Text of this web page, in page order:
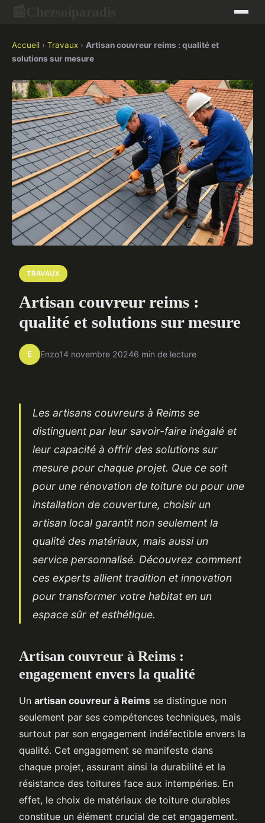
Accueil › Travaux › Artisan couvreur reims : qualité et
solutions sur mesure
TRAVAUX
Artisan couvreur reims :
qualité et solutions sur mesure
E Enzo14 novembre 20246 min de lecture
Les artisans couvreurs à Reims se
distinguent par leur savoir-faire inégalé et
leur capacité à offrir des solutions sur
mesure pour chaque projet. Que ce soit
pour une rénovation de toiture ou pour une
installation de couverture, choisir un
artisan local garantit non seulement la
qualité des matériaux, mais aussi un
service personnalisé. Découvrez comment
ces experts allient tradition et innovation
pour transformer votre habitat en un
espace sûr et esthétique.
Artisan couvreur à Reims :
engagement envers la qualité
Un artisan couvreur à Reims se distingue non
seulement par ses compétences techniques, mais
surtout par son engagement indéfectible envers la
qualité. Cet engagement se manifeste dans
chaque projet, assurant ainsi la durabilité et la
résistance des toitures face aux intempéries. En
effet, le choix de matériaux de toiture durables
constitue un élément crucial de cet engagement.